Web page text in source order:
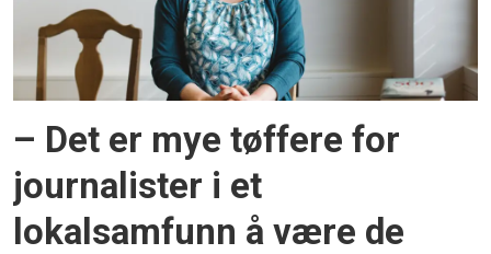
– Det er mye tøffere for
journalister i et
lokalsamfunn å være de